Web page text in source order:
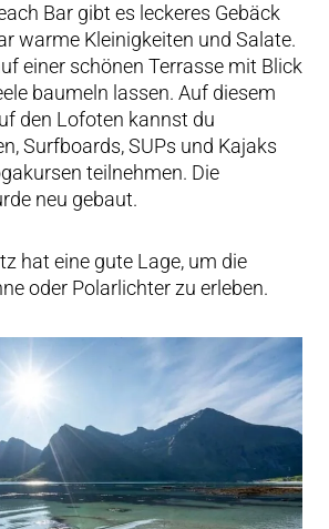
Bar gibt es leckeres Gebäck
warme Kleinigkeiten und Salate.
einer schönen Terrasse mit Blick
baumeln lassen. Auf diesem
den Lofoten kannst du
Surfboards, SUPs und Kajaks
teilnehmen. Die
neu gebaut.
hat eine gute Lage, um die
oder Polarlichter zu erleben.